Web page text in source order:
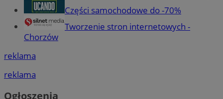
Części samochodowe do -70%
Tworzenie stron internetowych -
Chorzów
reklama
reklama
Ogłoszenia